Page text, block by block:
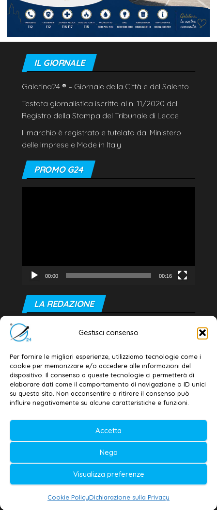
Gestisci consenso
Per fornire le migliori esperienze, utilizziamo tecnologie come i
cookie per memorizzare e/o accedere alle informazioni del
dispositivo. Il consenso a queste tecnologie ci permetterà di
elaborare dati come il comportamento di navigazione o ID unici
su questo sito. Non acconsentire o ritirare il consenso può
influire negativamente su alcune caratteristiche e funzioni.
Accetta
Nega
Visualizza preferenze
Cookie PolicyDichiarazione sulla Privacy
IL GIORNALE
Galatina24 ® – Giornale della Città e del Salento
Testata giornalistica iscritta al n. 11/2020 del
Registro della Stampa del Tribunale di Lecce
Il marchio è registrato e tutelato dal Ministero
delle Imprese e Made in Italy
PROMO G24
00:00 00:16
LA REDAZIONE
Editore e direttore responsabile:
Dott. Daniele G. Masciullo
Email: redazione@galatina24.it
Contatti –Disclaimer
Privacy policy –Cookie policy
Testata iscritta al n. 11/2020 Registro della
Stampa Tribunale di Lecce
Editore e direttore responsabile:
Daniele G. Masciullo